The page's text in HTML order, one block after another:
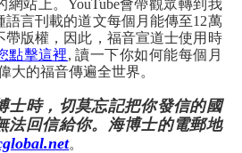
站上。YouTube會帶觀眾轉到我
語言刊載的道文每個月能傳至12萬
帶版權，因此，福音宣道士使用時
點擊這裡, 讀一下你如何能每個月
大的福音傳遍全世界。
士時，切莫忘記把你發信的國
法回信給你。海博士的電郵地
。